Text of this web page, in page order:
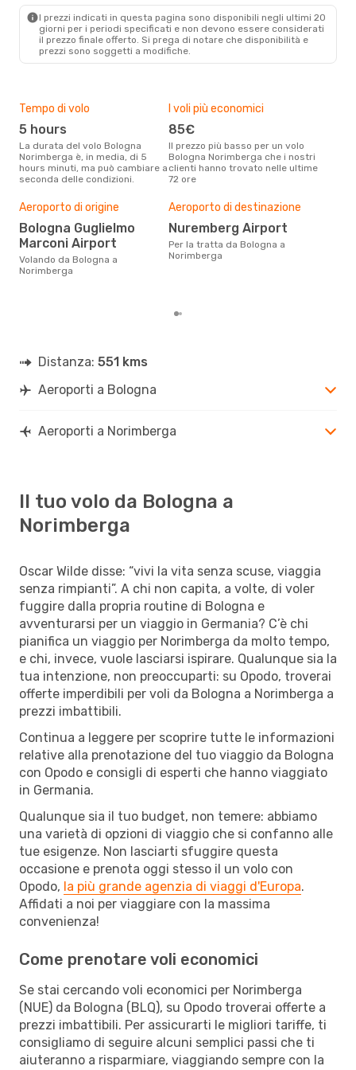
I prezzi indicati in questa pagina sono disponibili negli ultimi 20
giorni per i periodi specificati e non devono essere considerati
il ​​prezzo finale offerto. Si prega di notare che disponibilità e
prezzi sono soggetti a modifiche.
Tempo di volo
5 hours
La durata del volo Bologna
Norimberga è, in media, di 5
hours minuti, ma può cambiare a
seconda delle condizioni.
I voli più economici
85€
Il prezzo più basso per un volo
Bologna Norimberga che i nostri
clienti hanno trovato nelle ultime
72 ore
Aeroporto di origine
Bologna Guglielmo
Marconi Airport
Volando da Bologna a
Norimberga
Aeroporto di destinazione
Nuremberg Airport
Per la tratta da Bologna a
Norimberga
Distanza: 551 kms
Aeroporti a Bologna
Aeroporti a Norimberga
Il tuo volo da Bologna a
Norimberga
Oscar Wilde disse: “vivi la vita senza scuse, viaggia
senza rimpianti”. A chi non capita, a volte, di voler
fuggire dalla propria routine di Bologna e
avventurarsi per un viaggio in Germania? C’è chi
pianifica un viaggio per Norimberga da molto tempo,
e chi, invece, vuole lasciarsi ispirare. Qualunque sia la
tua intenzione, non preoccuparti: su Opodo, troverai
offerte imperdibili per voli da Bologna a Norimberga a
prezzi imbattibili.
Continua a leggere per scoprire tutte le informazioni
relative alla prenotazione del tuo viaggio da Bologna
con Opodo e consigli di esperti che hanno viaggiato
in Germania.
Qualunque sia il tuo budget, non temere: abbiamo
una varietà di opzioni di viaggio che si confanno alle
tue esigenze. Non lasciarti sfuggire questa
occasione e prenota oggi stesso il un volo con
Opodo, la più grande agenzia di viaggi d'Europa.
Affidati a noi per viaggiare con la massima
convenienza!
Come prenotare voli economici
Se stai cercando voli economici per Norimberga
(NUE) da Bologna (BLQ), su Opodo troverai offerte a
prezzi imbattibili. Per assicurarti le migliori tariffe, ti
consigliamo di seguire alcuni semplici passi che ti
aiuteranno a risparmiare, viaggiando sempre con la